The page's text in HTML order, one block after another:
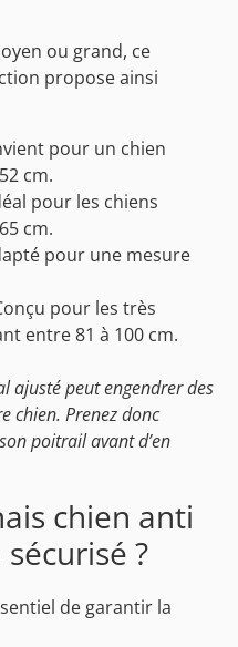
ou grand, ce
propose ainsi
pour un chien
cm.
pour les chiens
cm.
pour une mesure
pour les très
entre 81 à 100 cm.
ajusté peut engendrer des
chien. Prenez donc
poitrail avant d’en
chien anti
?
de garantir la